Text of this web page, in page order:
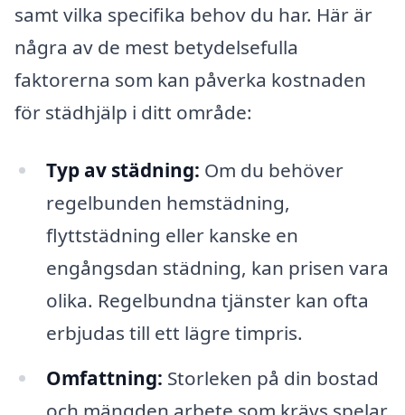
samt vilka specifika behov du har. Här är
några av de mest betydelsefulla
faktorerna som kan påverka kostnaden
för städhjälp i ditt område:
Typ av städning: Om du behöver
regelbunden hemstädning,
flyttstädning eller kanske en
engångsdan städning, kan prisen vara
olika. Regelbundna tjänster kan ofta
erbjudas till ett lägre timpris.
Omfattning: Storleken på din bostad